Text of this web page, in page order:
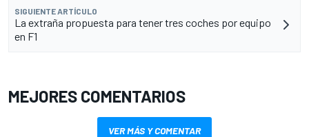
SIGUIENTE ARTÍCULO
La extraña propuesta para tener tres coches por equipo
en F1
MEJORES COMENTARIOS
VER MÁS Y COMENTAR